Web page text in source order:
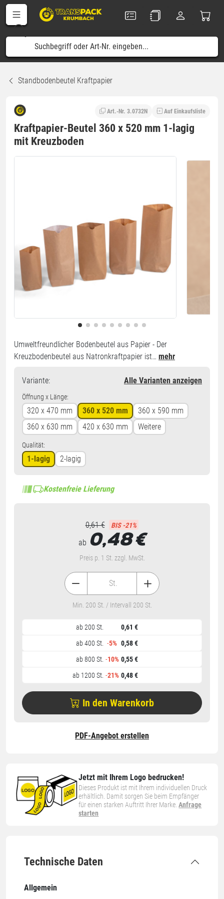
Standbodenbeutel Kraftpapier
Jetzt mit Ihrem Logo bedrucken!
Dieses Produkt ist mit Ihrem individuellen Druck
erhältlich. Damit sorgen Sie beim Empfänger
für einen starken Auftritt Ihrer Marke.Anfrage
starten
Technische Daten
Allgemein
Art.-Nr. 3.0732N Auf Einkaufsliste
Kraftpapier-Beutel 360 x 520 mm 1-lagig
mit Kreuzboden
Umweltfreundlicher Bodenbeutel aus Papier - Der
Kreuzbodenbeutel aus Natronkraftpapier ist… mehr
Variante: Alle Varianten anzeigen
Öffnung x Länge:
320 x 470 mm 360 x 520 mm
360 x 590 mm
360 x 630 mm
420 x 630 mm Weitere
Qualität:
1-lagig 2-lagig
Kostenfreie Lieferung
0,61 € BIS -21%
ab 0,48€
Preis p. 1 St. zzgl. MwSt.
ab 200 St.
0,61 €
ab 400 St.
-5% 0,58 €
ab 800 St. -10% 0,55 €
ab 1200 St. -21% 0,48 €
St.
Min. 200 St. / Intervall 200 St.
In den Warenkorb
PDF-Angebot erstellen